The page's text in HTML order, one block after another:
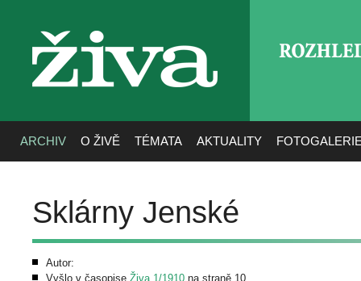
živa
ARCHIV O ŽIVĚ TÉMATA AKTUALITY
Sklárny Jenské
Autor:
Vyšlo v časopise Živa 1/1910 na straně 10